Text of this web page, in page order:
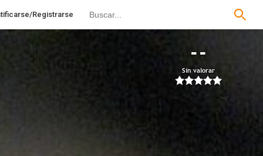
Registrarse
--
Sin valorar